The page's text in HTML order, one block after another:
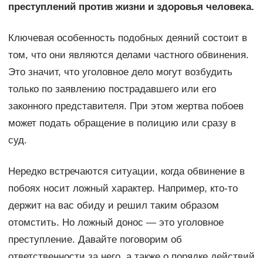
преступлений против жизни и здоровья человека.
Ключевая особенность подобных деяний состоит в
том, что они являются делами частного обвинения.
Это значит, что уголовное дело могут возбудить
только по заявлению пострадавшего или его
законного представителя. При этом жертва побоев
может подать обращение в полицию или сразу в
суд.
Нередко встречаются ситуации, когда обвинение в
побоях носит ложный характер. Например, кто-то
держит на вас обиду и решил таким образом
отомстить. Но ложный донос — это уголовное
преступление. Давайте поговорим об